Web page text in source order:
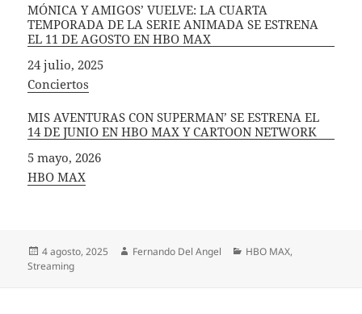
MÓNICA Y AMIGOS’ VUELVE: LA CUARTA
TEMPORADA DE LA SERIE ANIMADA SE ESTRENA
EL 11 DE AGOSTO EN HBO MAX
Fecha
24 julio, 2025
In relation to
Conciertos
MIS AVENTURAS CON SUPERMAN’ SE ESTRENA EL
14 DE JUNIO EN HBO MAX Y CARTOON NETWORK
Fecha
5 mayo, 2026
In relation to
HBO MAX
Publicado
el
4 agosto, 2025 Autor
Fernando Del Angel Categorías
HBO MAX,
Streaming